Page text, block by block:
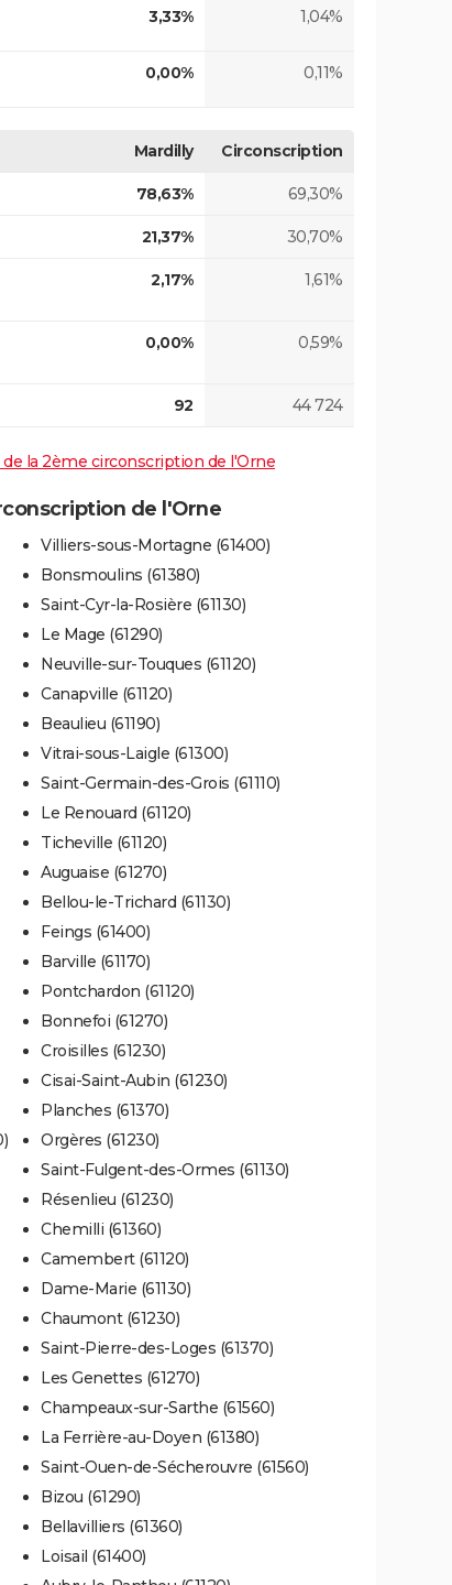
3,33% 1,04%
0,00% 0,11%
Mardilly Circonscription
78,63% 69,30%
21,37% 30,70%
2,17% 1,61%
0,00% 0,59%
92 44 724
la 2ème circonscription de l'Orne
de l'Orne
Villiers-sous-Mortagne (61400)
Bonsmoulins (61380)
Saint-Cyr-la-Rosière (61130)
Le Mage (61290)
Neuville-sur-Touques (61120)
Canapville (61120)
Beaulieu (61190)
Vitrai-sous-Laigle (61300)
Saint-Germain-des-Grois (61110)
Le Renouard (61120)
Ticheville (61120)
Auguaise (61270)
Bellou-le-Trichard (61130)
Feings (61400)
Barville (61170)
Pontchardon (61120)
Bonnefoi (61270)
Croisilles (61230)
Cisai-Saint-Aubin (61230)
Planches (61370)
Orgères (61230)
Saint-Fulgent-des-Ormes (61130)
Résenlieu (61230)
Chemilli (61360)
Camembert (61120)
Dame-Marie (61130)
Chaumont (61230)
Saint-Pierre-des-Loges (61370)
Les Genettes (61270)
Champeaux-sur-Sarthe (61560)
La Ferrière-au-Doyen (61380)
Saint-Ouen-de-Sécherouvre (61560)
Bizou (61290)
Bellavilliers (61360)
Loisail (61400)